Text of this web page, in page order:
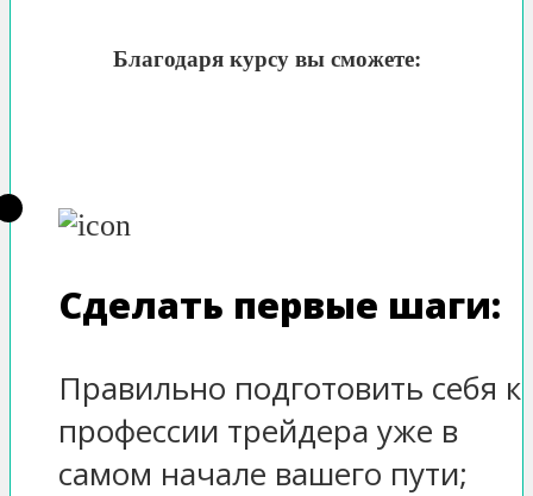
Благодаря курсу вы сможете:
Сделать первые шаги:
Правильно подготовить себя к
профессии трейдера уже в
самом начале вашего пути;